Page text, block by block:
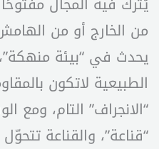
من الخارج أو من
يحدث في “بيئة منهكة”،
الطبيعية لاتكون
“الانجراف” التام، ومع
“قناعة”، والقناعة